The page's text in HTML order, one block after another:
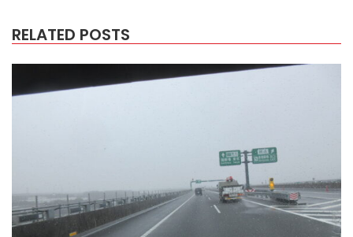
RELATED POSTS